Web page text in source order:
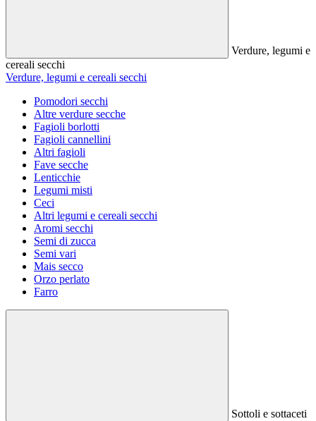
Verdure, legumi e
cereali secchi
Verdure, legumi e cereali secchi
Pomodori secchi
Altre verdure secche
Fagioli borlotti
Fagioli cannellini
Altri fagioli
Fave secche
Lenticchie
Legumi misti
Ceci
Altri legumi e cereali secchi
Aromi secchi
Semi di zucca
Semi vari
Mais secco
Orzo perlato
Farro
Sottoli e sottaceti